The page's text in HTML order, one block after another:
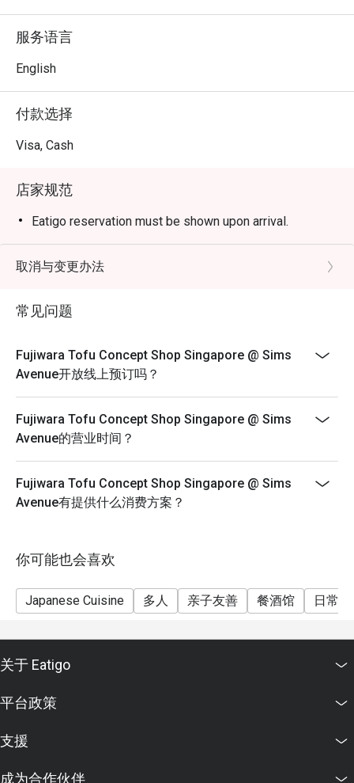
服务语言
English
付款选择
Visa, Cash
店家规范
Eatigo reservation must be shown upon arrival.
取消与变更办法
常见问题
Fujiwara Tofu Concept Shop Singapore @ Sims
Avenue开放线上预订吗？
Fujiwara Tofu Concept Shop Singapore @ Sims
Avenue的营业时间？
Fujiwara Tofu Concept Shop Singapore @ Sims
Avenue有提供什么消费方案？
你可能也会喜欢
Japanese Cuisine 多人 亲子友善 餐酒馆 日常
关于 Eatigo
平台政策
支援
成为合作伙伴